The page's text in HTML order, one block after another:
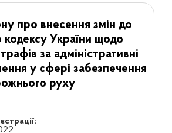
про внесення змін до
України щодо
за адміністративні
у сфері забезпечення
руху